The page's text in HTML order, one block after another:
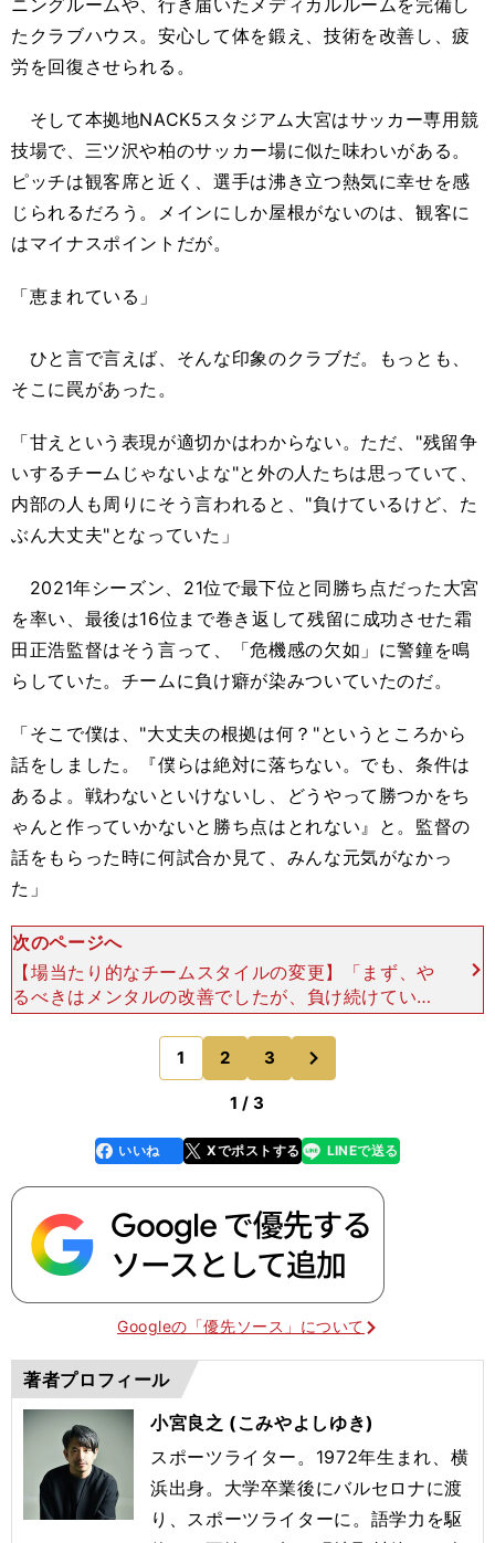
ニングルームや、行き届いたメディカルルームを完備し
たクラブハウス。安心して体を鍛え、技術を改善し、疲
労を回復させられる。
そして本拠地NACK5スタジアム大宮はサッカー専用競
技場で、三ツ沢や柏のサッカー場に似た味わいがある。
ピッチは観客席と近く、選手は沸き立つ熱気に幸せを感
じられるだろう。メインにしか屋根がないのは、観客に
はマイナスポイントだが。
「恵まれている」
ひと言で言えば、そんな印象のクラブだ。もっとも、
そこに罠があった。
「甘えという表現が適切かはわからない。ただ、"残留争
いするチームじゃないよな"と外の人たちは思っていて、
内部の人も周りにそう言われると、"負けているけど、た
ぶん大丈夫"となっていた」
2021年シーズン、21位で最下位と同勝ち点だった大宮
を率い、最後は16位まで巻き返して残留に成功させた霜
田正浩監督はそう言って、「危機感の欠如」に警鐘を鳴
らしていた。チームに負け癖が染みついていたのだ。
「そこで僕は、"大丈夫の根拠は何？"というところから
話をしました。『僕らは絶対に落ちない。でも、条件は
あるよ。戦わないといけないし、どうやって勝つかをち
ゃんと作っていかないと勝ち点はとれない』と。監督の
話をもらった時に何試合か見て、みんな元気がなかっ
た」
次のページへ
【場当たり的なチームスタイルの変更】「まず、や
るべきはメンタルの改善でしたが、負け続けていた
チームに自信を持たせるのは難しい。いきなり『自
信を持ってやれ』と言っても、なかなかできない。
小さな成功体験
1 2 3
1 / 3
faceboo
k
いいね Xでポストする
line LINEで送る
Googleの「優先ソース」について
著者プロフィール
小宮良之 (こみやよしゆき)
スポーツライター。1972年生まれ、横
浜出身。大学卒業後にバルセロナに渡
り、スポーツライターに。語学力を駆